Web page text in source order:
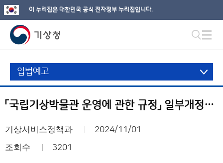
이 누리집은 대한민국 공식 전자정부 누리집입니다.
입법예고
「국립기상박물관 운영에 관한 규정」 일부개정훈령안 행정예고
기상서비스정책과 2024/11/01
조회수 3201